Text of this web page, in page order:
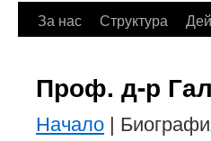
За нас Структура
Проф. д-р
Начало |